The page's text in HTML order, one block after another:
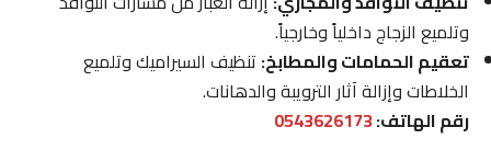
وتلميع الزجاج داخلياً وخارجياً.
تعقيم الحمامات والمطابخ:تنظيف السيراميك وتلميع
الخلاطات وإزالة آثار الترويبة والدهانات.
رقم الهاتف:0543626173